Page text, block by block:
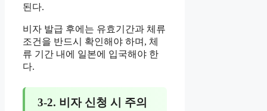
된다.
비자 발급 후에는 유효기간과 체류
조건을 반드시 확인해야 하며, 체
류 기간 내에 일본에 입국해야 한
다.
3-2. 비자 신청 시 주의